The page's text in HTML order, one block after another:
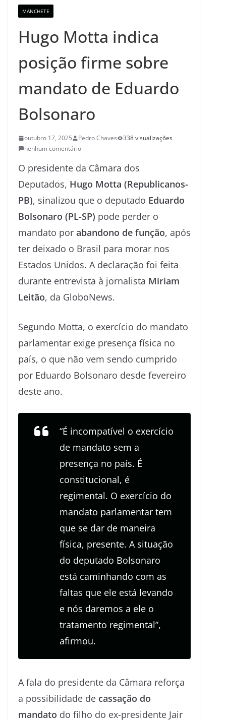
MANCHETE
Hugo Motta indica
posição firme sobre
mandato de Eduardo
Bolsonaro
outubro 17, 2025 Pedro Chaves
338 visualizações
nenhum comentário
O presidente da Câmara dos
Deputados, Hugo Motta (Republicanos-
PB), sinalizou que o deputado Eduardo
Bolsonaro (PL-SP) pode perder o
mandato por abandono de função, após
ter deixado o Brasil para morar nos
Estados Unidos. A declaração foi feita
durante entrevista à jornalista Miriam
Leitão, da GloboNews.
Segundo Motta, o exercício do mandato
parlamentar exige presença física no
país, o que não vem sendo cumprido
por Eduardo Bolsonaro desde fevereiro
deste ano.
“É incompatível o exercício
de mandato sem a
presença no país. É
constitucional, é
regimental. O exercício do
mandato parlamentar tem
que se dar de maneira
física, presente. A situação
do deputado Bolsonaro
está caminhando com as
faltas que ele está levando
e nós daremos a ele o
tratamento regimental”,
afirmou.
A fala do presidente da Câmara reforça
a possibilidade de cassação do
mandato do filho do ex-presidente Jair